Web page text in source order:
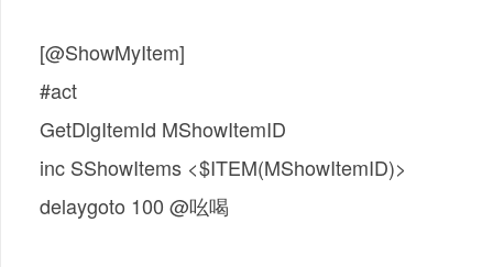
[@ShowMyItem]
#act
GetDlgItemId MShowItemID
inc SShowItems <$ITEM(MShowItemID)>
delaygoto 100 @吆喝